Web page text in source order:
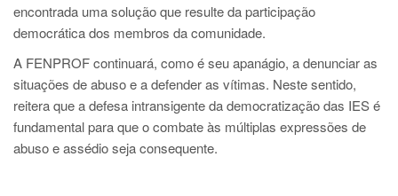
encontrada uma solução que resulte da participação
democrática dos membros da comunidade.
A FENPROF continuará, como é seu apanágio, a denunciar as
situações de abuso e a defender as vítimas. Neste sentido,
reitera que a defesa intransigente da democratização das IES é
fundamental para que o combate às múltiplas expressões de
abuso e assédio seja consequente.